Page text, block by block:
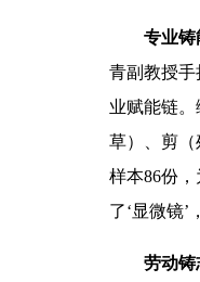
专业铸
青副教授
业赋能链
草）、剪（
样本86份
了‘显微镜
劳动铸